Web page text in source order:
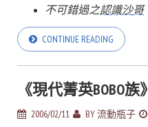
不可錯過之認識沙哥
CONTINUE READING
《現代菁英BOBO
2006/02/11 BY流動瓶子